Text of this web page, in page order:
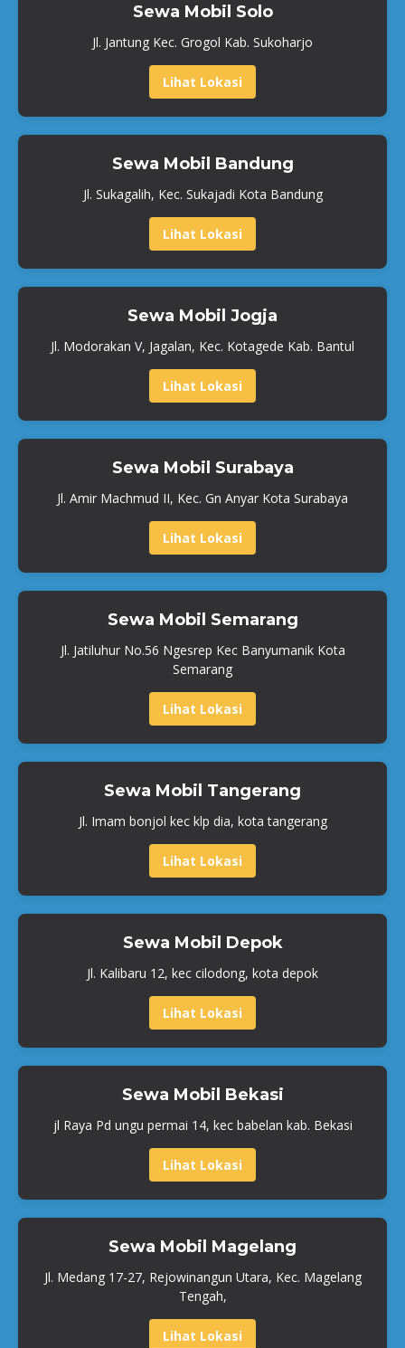
Sewa Mobil Solo
Jl. Jantung Kec. Grogol Kab. Sukoharjo
Lihat Lokasi
Sewa Mobil Bandung
Jl. Sukagalih, Kec. Sukajadi Kota Bandung
Lihat Lokasi
Sewa Mobil Jogja
Jl. Modorakan V, Jagalan, Kec. Kotagede Kab. Bantul
Lihat Lokasi
Sewa Mobil Surabaya
Jl. Amir Machmud II, Kec. Gn Anyar Kota Surabaya
Lihat Lokasi
Sewa Mobil Semarang
Jl. Jatiluhur No.56 Ngesrep Kec Banyumanik Kota
Semarang
Lihat Lokasi
Sewa Mobil Tangerang
Jl. Imam bonjol kec klp dia, kota tangerang
Lihat Lokasi
Sewa Mobil Depok
Jl. Kalibaru 12, kec cilodong, kota depok
Lihat Lokasi
Sewa Mobil Bekasi
jl Raya Pd ungu permai 14, kec babelan kab. Bekasi
Lihat Lokasi
Sewa Mobil Magelang
Jl. Medang 17-27, Rejowinangun Utara, Kec. Magelang
Tengah,
Lihat Lokasi